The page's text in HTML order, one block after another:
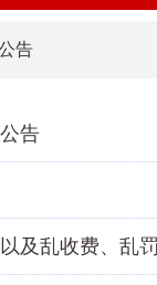
告
告
及乱收费、乱